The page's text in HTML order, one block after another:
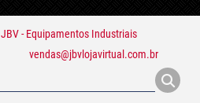
JBV - Equipamentos Industriais
vendas@jbvlojavirtual.com.br